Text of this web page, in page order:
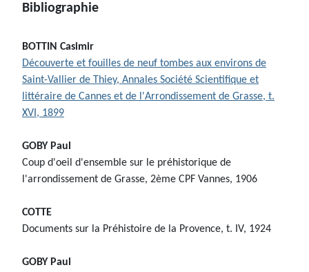
Bibliographie
BOTTIN Casimir
Découverte et fouilles de neuf tombes aux environs de
Saint-Vallier de Thiey, Annales Société Scientifique et
littéraire de Cannes et de l'Arrondissement de Grasse, t.
XVI, 1899
GOBY Paul
Coup d'oeil d'ensemble sur le préhistorique de
l'arrondissement de Grasse, 2ème CPF Vannes, 1906
COTTE
Documents sur la Préhistoire de la Provence, t. IV, 1924
GOBY Paul